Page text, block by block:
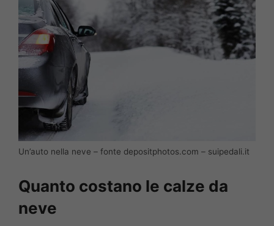
Un’auto nella neve – fonte depositphotos.com – suipedali.it
Quanto costano le calze da
neve